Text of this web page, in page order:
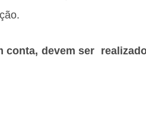
conta, devem ser